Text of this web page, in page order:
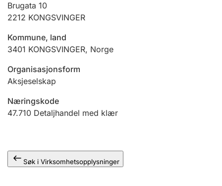
Jeger
Ektepaktveileder
Offentlig sektor
Brugata 10
2212 KONGSVINGER
Kommune, land
3401 KONGSVINGER, Norge
Organisasjonsform
Aksjeselskap
Næringskode
47.710 Detaljhandel med klær
Søk i Virksomhetsopplysninger